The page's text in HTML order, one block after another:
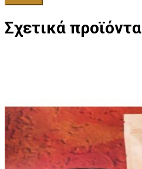
Σχετικά προϊόντα